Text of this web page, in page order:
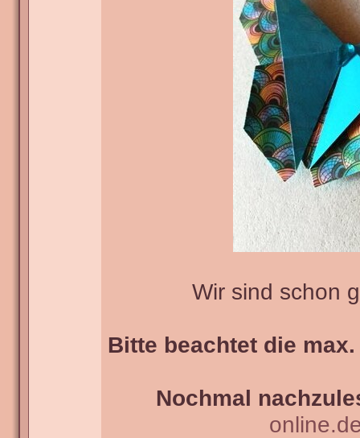
Wir sind schon
Bitte beachtet die
Nochmal